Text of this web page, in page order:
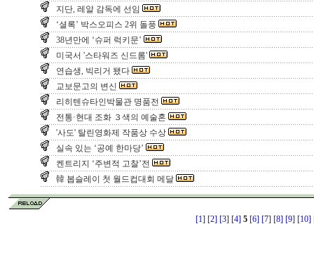
지단, 레알 감독에 선임
‘셜록’ 박스오피스 2위 돌풍
38년만에 ‘슈퍼 럭키문’
미국서 '스타워즈 신드롬'
연습생, 빅리거 됐다
교보문고의 변신
리히텐슈타인박물관 명품전
전통·현대 조화 ３색의 예술혼
'사도' 탈린영화제 작품상 수상
실속 있는 ‘공예 한마당’
켄트리지 ‘주변적 고찰’전
韓 봅슬레이 첫 월드컵대회 메달
[1] [2] [3] [4] 5 [6] [7] [8] [9] [10]